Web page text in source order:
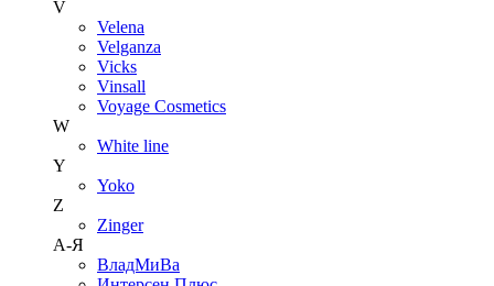
V
Velena
Velganza
Vicks
Vinsall
Voyage Cosmetics
W
White line
Y
Yoko
Z
Zinger
А-Я
ВладМиВа